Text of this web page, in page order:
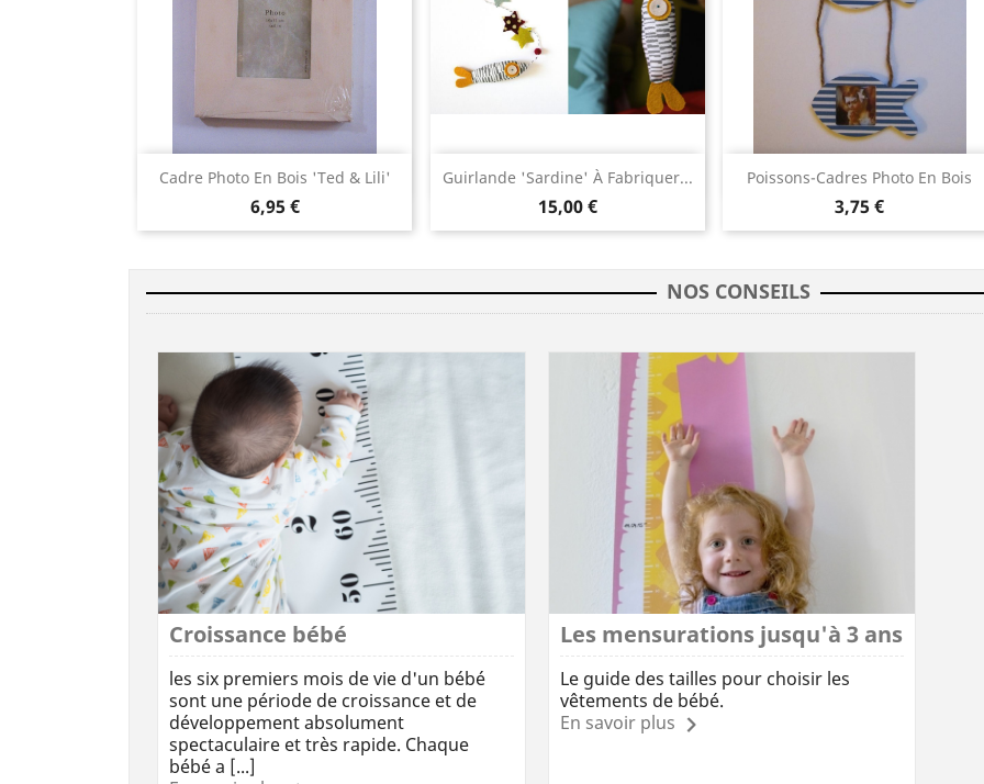
Cadre Photo En Bois 'Ted & Lili'
6,95 €
Aperçu rapide Guirlande 'Sardine' À Fabriquer...
15,00 €
 Aperçu rapide Poissons-Cadres Photo En Bois
3,75 €
Aperçu rapide
NOS CONSEILS
Croissance bébé
les six premiers mois de vie d'un bébé
sont une période de croissance et de
développement absolument
spectaculaire et très rapide. Chaque
bébé a [...]
Les mensurations jusqu'à 3 ans
Le guide des tailles pour choisir les
vêtements de bébé.
En savoir plus